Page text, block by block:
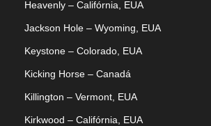
Heavenly – Califórnia, EUA
Jackson Hole – Wyoming, EUA
Keystone – Colorado, EUA
Kicking Horse – Canadá
Killington – Vermont, EUA
Kirkwood – Califórnia, EUA